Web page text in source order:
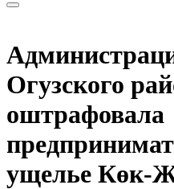
Огузского
оштрафовала
ущелье Көк-